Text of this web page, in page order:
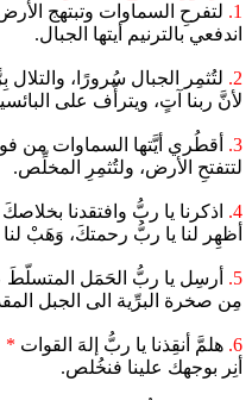
1. لتفرحِ السماوات وتبتهج
اندفعي بالترنيم أيتها الجبال.
2. لتُثمِر الجبال سُرورًا، والتلال
لأنَّ ربنا آتٍ، ويترأّف على
3. أقطُري أيَّتها السماوات من
لتتفتحِ الأرض، ولتُثمِرِ المخلِّص.
4. اذكرنا يا ربُّ وافتقدنا بخلاصكَ
أظهِر لنا يا ربُّ رحمتكَ، وَهَبْ
5. أرسِل يا ربُّ الحَمَل المتسلّطَ
مِن صخرة البرِّية الى الجبل
6. هلمَّ أنقِذنا يا ربُّ إلهَ القوات *
أنِر بوجهك علينا فنخُلص.